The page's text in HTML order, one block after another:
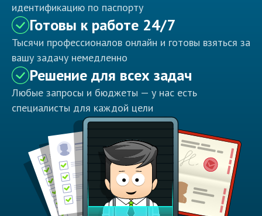
идентификацию по паспорту
Готовы к работе 24/7
Тысячи профессионалов онлайн и готовы взяться за
вашу задачу немедленно
Решение для всех задач
Любые запросы и бюджеты — у нас есть
специалисты для каждой цели